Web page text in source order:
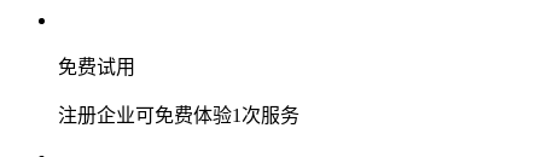
免费试用
注册企业可免费体验1次服务